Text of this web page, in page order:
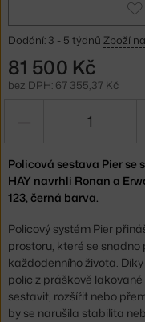
Dodání: 3 - 5 týdnů Zboží
81 500 Kč
bez DPH: 67 355,37 Kč
Policová sestava Pier
HAY navrhli Ronan a
123, černá barva.
Policový systém Pier
prostoru, které se
každodenního života.
polic z práškově
sestavit, rozšířit nebo
by se narušila stabilita